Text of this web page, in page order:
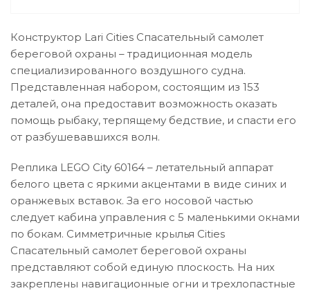
Конструктор Lari Cities Спасательный самолет
береговой охраны – традиционная модель
специализированного воздушного судна.
Представленная набором, состоящим из 153
деталей, она предоставит возможность оказать
помощь рыбаку, терпящему бедствие, и спасти его
от разбушевавшихся волн.
Реплика LEGO City 60164 – летательный аппарат
белого цвета с яркими акцентами в виде синих и
оранжевых вставок. За его носовой частью
следует кабина управления с 5 маленькими окнами
по бокам. Симметричные крылья Cities
Спасательный самолет береговой охраны
представляют собой единую плоскость. На них
закреплены навигационные огни и трехлопастные